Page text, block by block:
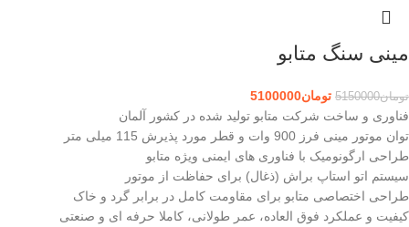
مینی سنگ متابو
تومان5150000 تومان5100000
فناوری و ساخت شرکت متابو تولید شده در کشور آلمان
توان موتور مینی فرز 900 وات و قطر مورد پذیرش 115 میلی متر
طراحی ارگونومیک با فناوری های ایمنی ویژه متابو
سیستم اتو استاپ براش (ذغال) برای حفاظت از موتور
طراحی اختصاصی متابو برای مقاومت کامل در برابر گرد و خاک
کیفیت و عملکرد فوق العاده، عمر طولانی، کاملا حرفه ای و صنعتی